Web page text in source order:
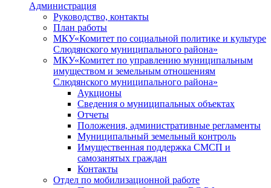
Администрация
Руководство, контакты
План работы
МКУ«Комитет по социальной политике и культуре
Слюдянского муниципального района»
МКУ«Комитет по управлению муниципальным
имуществом и земельным отношениям
Слюдянского муниципального района»
Аукционы
Сведения о муниципальных объектах
Отчеты
Положения, административные регламенты
Муниципальный земельный контроль
Имущественная поддержка СМСП и
самозанятых граждан
Контакты
Отдел по мобилизационной работе